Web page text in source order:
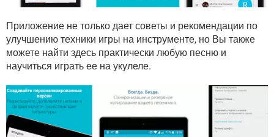
Приложение не только дает советы и рекомендации по
улучшению техники игры на инструменте, но Вы также
можете найти здесь практически любую песню и
научиться играть ее на укулеле.